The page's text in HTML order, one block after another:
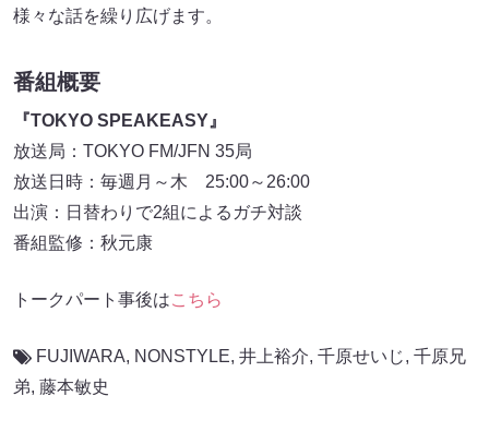
様々な話を繰り広げます。
番組概要
『TOKYO SPEAKEASY』
放送局：TOKYO FM/JFN 35局
放送日時：毎週月～木 25:00～26:00
出演：日替わりで2組によるガチ対談
番組監修：秋元康
トークパート事後はこちら
FUJIWARA, NONSTYLE, 井上裕介, 千原せいじ, 千原兄
弟, 藤本敏史